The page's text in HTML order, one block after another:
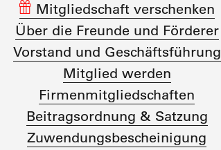
Mitgliedschaft verschenken
Über die Freunde und Förderer
Vorstand und Geschäftsführung
Mitglied werden
Firmenmitgliedschaften
Beitragsordnung & Satzung
Zuwendungs­bescheinigung